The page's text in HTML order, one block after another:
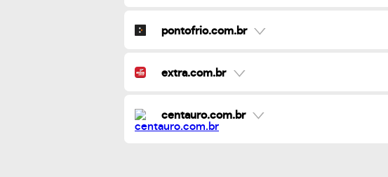
pontofrio.com.br
extra.com.br
centauro.com.br